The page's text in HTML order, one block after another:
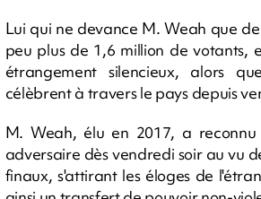
Lui qui ne devance M. Weah que
peu plus de 1,6 million de votants,
étrangement silencieux, alors
célèbrent à travers le pays depuis
M. Weah, élu en 2017, a
adversaire dès vendredi soir au vu
finaux, s'attirant les éloges de